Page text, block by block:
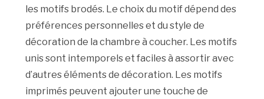
les motifs brodés. Le choix du motif dépend des
préférences personnelles et du style de
décoration de la chambre à coucher. Les motifs
unis sont intemporels et faciles à assortir avec
d’autres éléments de décoration. Les motifs
imprimés peuvent ajouter une touche de